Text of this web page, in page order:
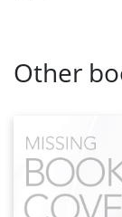
Other